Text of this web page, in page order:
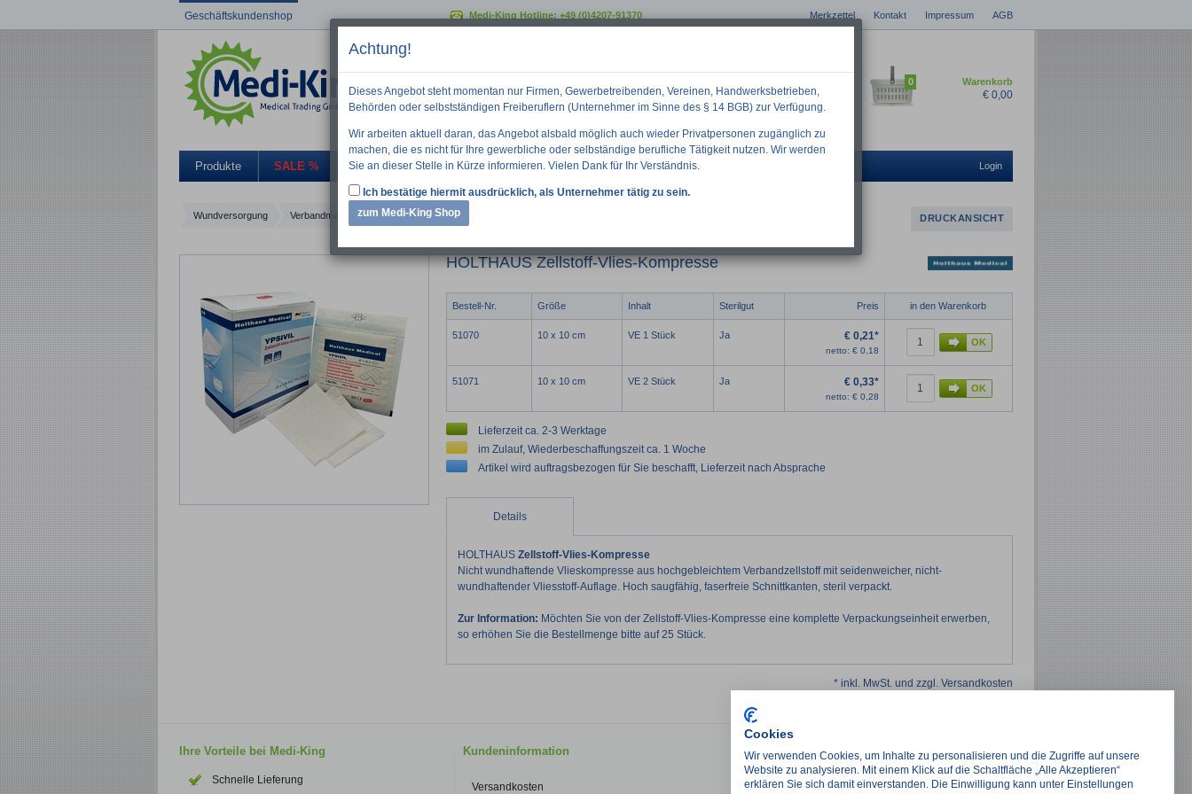
Geschäftskundenshop Medi-King Hotline: +49 (0)4207-91370 Merkzettel Kontakt Impressum AGB
GO
Warenkorb
0
€ 0,00
Produkte SALE % Aktuelle Informationen Downloads Über uns Login
Wundversorgung Verbandmaterial HOLTHAUS Zellstoff-Vlies-Kompresse DRUCKANSICHT
HOLTHAUS Zellstoff-Vlies-Kompresse
Bestell-Nr. Größe Inhalt Sterilgut Preis in den Warenkorb
51070 10 x 10 cm VE 1 Stück Ja €0,21*
netto: €0,18
51071 10 x 10 cm VE 2 Stück Ja €0,33*
netto: €0,28
Lieferzeit ca. 2-3 Werktage
im Zulauf, Wiederbeschaffungszeit ca. 1 Woche
Artikel wird auftragsbezogen für Sie beschafft, Lieferzeit nach Absprache
Details
HOLTHAUS Zellstoff-Vlies-Kompresse
Nicht wundhaftende Vlieskompresse aus hochgebleichtem Verbandzellstoff mit seidenweicher, nicht-
wundhaftender Vliesstoff-Auflage. Hoch saugfähig, faserfreie Schnittkanten, steril verpackt.
Zur Information: Möchten Sie von der Zellstoff-Vlies-Kompresse eine komplette Verpackungseinheit erwerben,
so erhöhen Sie die Bestellmenge bitte auf 25 Stück.
* inkl. MwSt. und zzgl. Versandkosten
Ihre Vorteile bei Medi-King
Schnelle Lieferung
Kundeninformation
Versandkosten
Kontakt
Kontakt
Achtung!
Dieses Angebot steht momentan nur Firmen, Gewerbetreibenden, Vereinen, Handwerksbetrieben,
Behörden oder selbstständigen Freiberuflern (Unternehmer im Sinne des § 14 BGB) zur Verfügung.
Wir arbeiten aktuell daran, das Angebot alsbald möglich auch wieder Privatpersonen zugänglich zu
machen, die es nicht für Ihre gewerbliche oder selbständige berufliche Tätigkeit nutzen. Wir werden
Sie an dieser Stelle in Kürze informieren. Vielen Dank für Ihr Verständnis.
Ich bestätige hiermit ausdrücklich, als Unternehmer tätig zu sein.
zum Medi-King Shop
Cookies
Wir verwenden Cookies, um Inhalte zu personalisieren und die Zugriffe auf unsere
Website zu analysieren. Mit einem Klick auf die Schaltfläche „Alle Akzeptieren“
erklären Sie sich damit einverstanden. Die Einwilligung kann unter Einstellungen